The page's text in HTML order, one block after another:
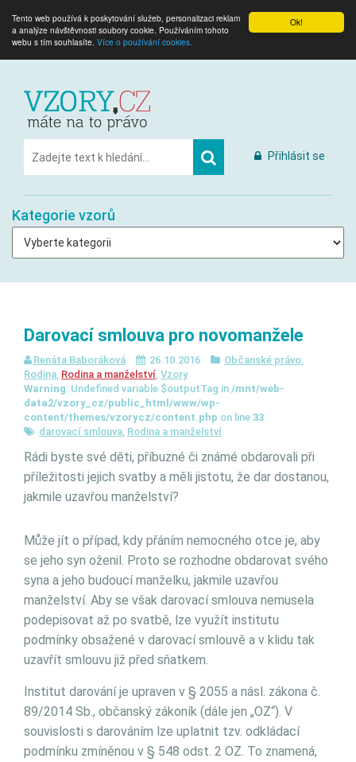
Ok!
Tento web používá k poskytování služeb, personalizaci reklam
a analýze návštěvnosti soubory cookie. Používáním tohoto
webu s tím souhlasíte. Více o používání cookies.
Přihlásit se
Kategorie vzorů
Darovací smlouva pro novomanžele
Renáta Baboráková 26.10.2016 Občanské právo,
Rodina, Rodina a manželství, Vzory
Warning: Undefined variable $outputTag in /mnt/web-
data2/vzory_cz/public_html/www/wp-
content/themes/vzorycz/content.php on line 33
darovací smlouva, Rodina a manželství
Rádi byste své děti, příbuzné či známé obdarovali při
příležitosti jejich svatby a měli jistotu, že dar dostanou,
jakmile uzavřou manželství?
Může jít o případ, kdy přáním nemocného otce je, aby
se jeho syn oženil. Proto se rozhodne obdarovat svého
syna a jeho budoucí manželku, jakmile uzavřou
manželství. Aby se však darovací smlouva nemusela
podepisovat až po svatbě, lze využít institutu
podmínky obsažené v darovací smlouvě a v klidu tak
uzavřít smlouvu již před sňatkem.
Institut darování je upraven v § 2055 a násl. zákona č.
89/2014 Sb., občanský zákoník (dále jen „OZ“). V
souvislosti s darováním lze uplatnit tzv. odkládací
podmínku zmíněnou v § 548 odst. 2 OZ. To znamená,